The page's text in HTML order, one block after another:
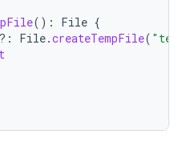
(): File {
?: File.createTempFile(